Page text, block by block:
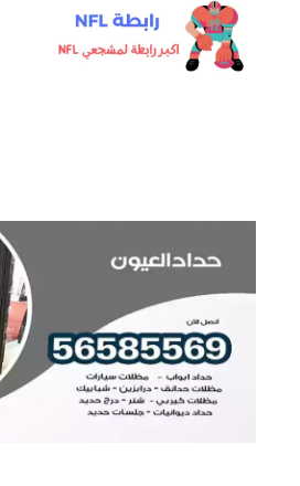
المحتوى